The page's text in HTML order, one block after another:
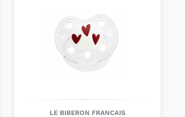
6 mois. Il est important que vous
trop imposante peut gêner le
sa sucette, il existe des
de sucettes qui faciliteront
LE BIBERON FRANCAIS